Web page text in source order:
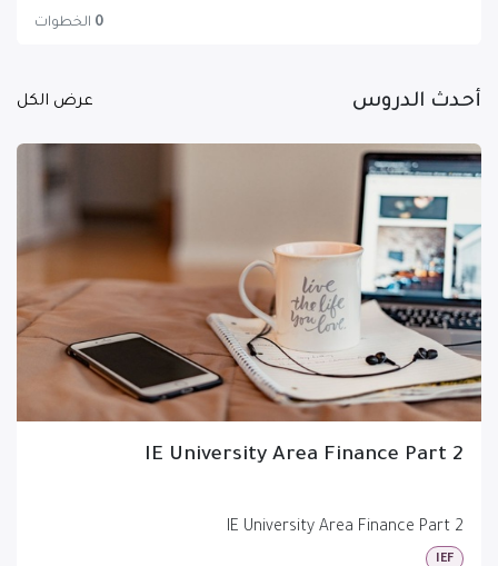
0 الخطوات
عرض الكل أحدث الدروس
IE University Area Finance Part 2
IE University Area Finance Part 2
IEF